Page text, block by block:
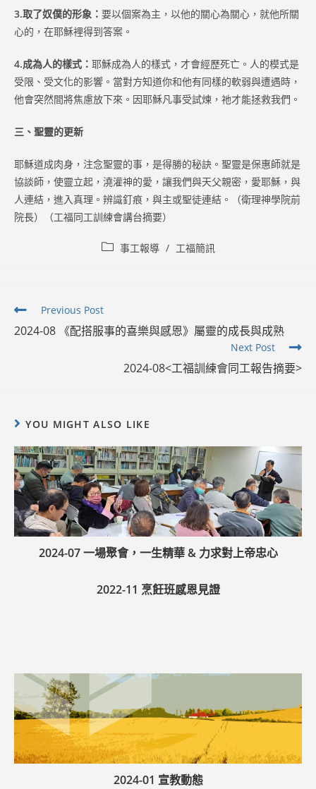
3.取了奴僕的形象： 要以個案為主，以他的關心為關心，就他所關
心的，在耶穌裡得到答案。
4.成為人的樣式： 耶穌成為人的樣式，才會經歷死亡。人的模式是
受限、受文化的影響。當對方知道你和他有同樣的軟弱與遭遇時，
他會突然間將焦慮放下來。因耶穌凡事受試煉，祂才能拯救我們。
三、聖靈的更新
耶穌道成肉身，注念聖靈的事，是得勝的秘訣。聖靈是保惠師就是
協談師，使靈立起，澆灌神的愛，讓我們與天父親密，愛耶穌，與
人連結，進入真理。辨識釘痕，與主或聖徒連結。（衛理神學院前
院長）（工福同工訓練會講台摘要）
Post事工報導 / 工福簡訊
Read
articles
Previous Post
2024-08 《配搭服事的喜樂與感恩》屬靈的成長與成熟
Next Post
2024-08<工福訓練會同工報告摘要>
YOU MIGHT ALSO LIKE
2024-07 一場聚會，一生精華 & 力求對上帝忠心
2022-11 烹飪班感恩見證
2024-01 宣教動態